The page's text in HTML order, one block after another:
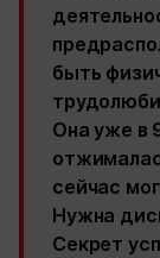
быть
Она уже в
сейчас
Нужна
Секрет